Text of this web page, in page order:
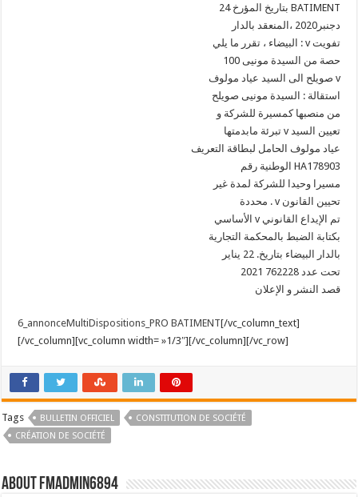
24 بتاريخ المؤرخ BATIMENT
دجنبر2020 ،المنعقد بالدار
البيضاء ، تقرر ما يلي : v تفويت
100 حصة من السيدة مونيى
صويلح الى السيد عياد مولوف v
استقالة : السيدة مونيى صويلح
من منصبها كمسيرة للشركة و
تبرئة مابدمتها v تعيين السيد
عياد مولوف الحامل لبطاقة التعريف
الوطنية رقم HA178903
مسيرا وحيدا للشركة لمدة غير
محددة . v تحيين القانون
الأساسي v تم الإيداع القانوني
بكتابة الضبط بالمحكمة التجارية
بالدار البيضاء بتاريخ. 22 يناير
2021 تحت عدد 762228
قصد النشر و الإعلان
6_annonceMultiDispositions_PRO BATIMENT[/vc_column_text]
[/vc_column][vc_column width= »1/3″][/vc_column][/vc_row]
Tags BULLETIN OFFICIEL
CONSTITUTION DE SOCIÉTÉ
CRÉATION DE SOCIÉTÉ
About FMadmin6894